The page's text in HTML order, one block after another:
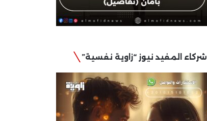
شركاء المفيد نيوز “زاوية نفسية”